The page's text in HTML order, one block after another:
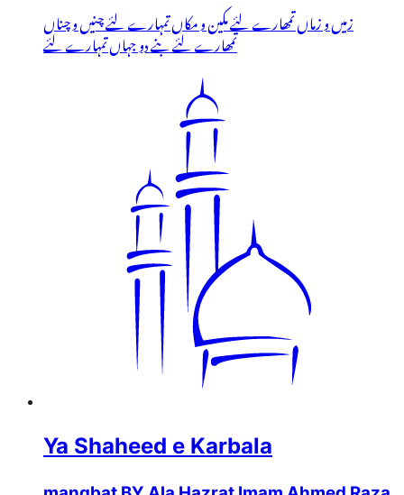
زمیں و زماں تمھارے لئے مکین و مکاں تمہارے لئے چنیں و چناں
تمھارے لئے بنے دو جہاں تمہارے لئے
Ya Shaheed e Karbala